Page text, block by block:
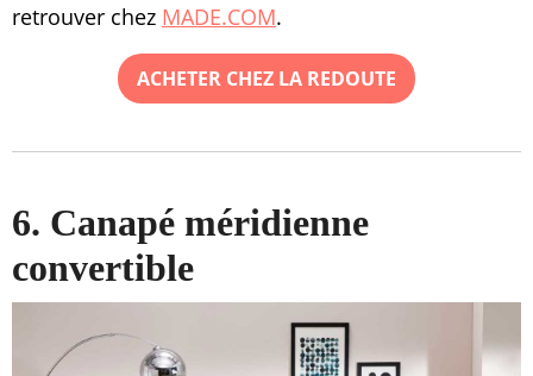
retrouver chez MADE.COM.
ACHETER CHEZ LA REDOUTE
6. Canapé méridienne
convertible